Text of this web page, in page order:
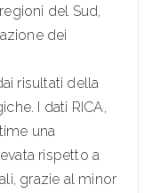
del Sud,
dei
risultati della
I dati RICA,
una
rispetto a
grazie al minor